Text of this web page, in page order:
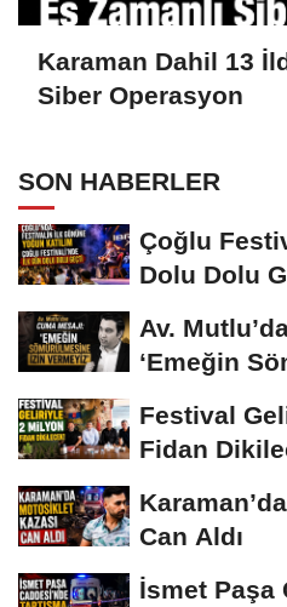
Karaman Dahil 13
Siber Operasyon
SON HABERLER
Çoğlu
Dolu Dolu
Av.
‘Emeğin
Festival
Fidan
Can Aldı
İsmet Paşa